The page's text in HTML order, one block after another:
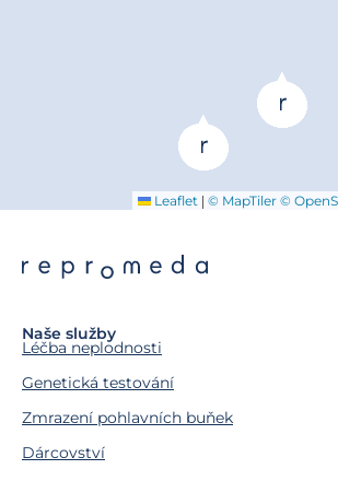
Leaflet | © MapTiler ©
Naše služby
Léčba neplodnosti
Genetická testování
Zmrazení pohlavních buňek
Dárcovství